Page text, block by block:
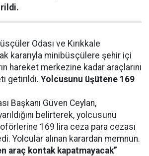
Odası ve Kırıkkale
kararıyla minibüsçülere şehir içi
hareket merkezine kadar araçlarını
getirildi. Yolcusunu üşütene 169
Başkanı Güven Ceylan,
belirterek, yolcusunu
169 lira ceza para cezası
Yolcular alınan karardan memnun.
araç kontak kapatmayacak”